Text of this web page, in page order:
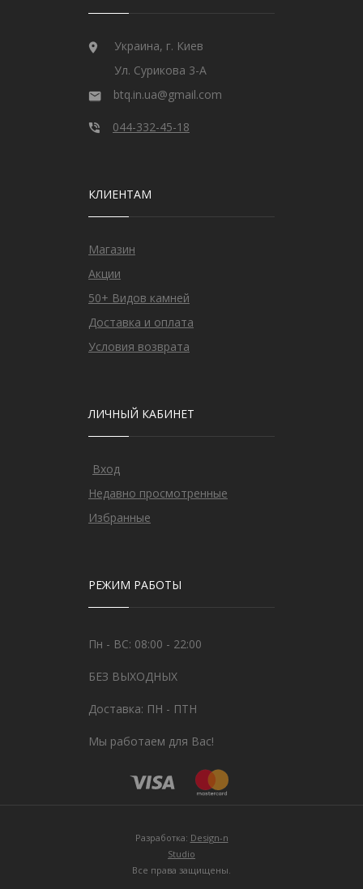
Украина, г. Киев
Ул. Сурикова 3-А
btq.in.ua@gmail.com
044-332-45-18
КЛИЕНТАМ
Магазин
Акции
50+ Видов камней
Доставка и оплата
Условия возврата
ЛИЧНЫЙ КАБИНЕТ
Вход
Недавно просмотренные
Избранные
РЕЖИМ РАБОТЫ
Пн - ВС: 08:00 - 22:00
БЕЗ ВЫХОДНЫХ
Доставка: ПН - ПТН
Мы работаем для Вас!
Разработка: Design-n
Studio
Все права защищены.